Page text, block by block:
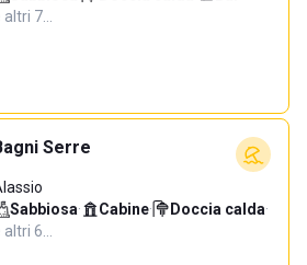
altri 7…
Serre
Sabbiosa· Cabine· Doccia calda·
altri 6…